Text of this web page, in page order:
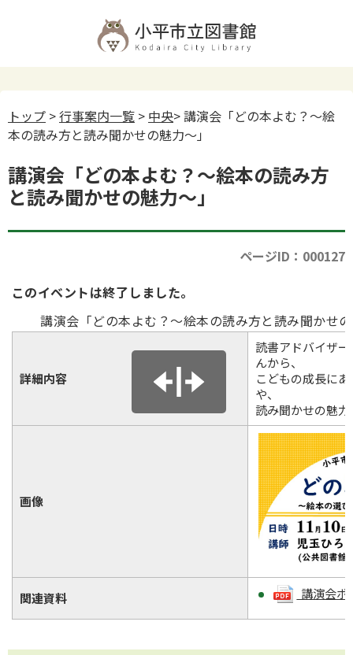
トップ >行事案内一覧 > 中央> 講演会「どの本よむ？～絵
本の読み方と読み聞かせの魅力～」
講演会「どの本よむ？～絵本の読み方
と読み聞かせの魅力～」
ページID：000127
このイベントは終了しました。
講演会「どの本よむ？～絵本の読み方と読み聞かせ
詳細内容
読書アドバイザ
んから、
こどもの成長に
や、
読み聞かせの魅
画像
関連資料 講演会ポ